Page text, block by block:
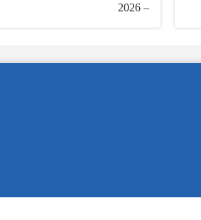
– 2026